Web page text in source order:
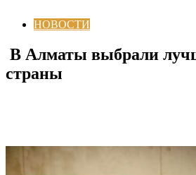
НОВОСТИ
В Алматы выбрали
страны